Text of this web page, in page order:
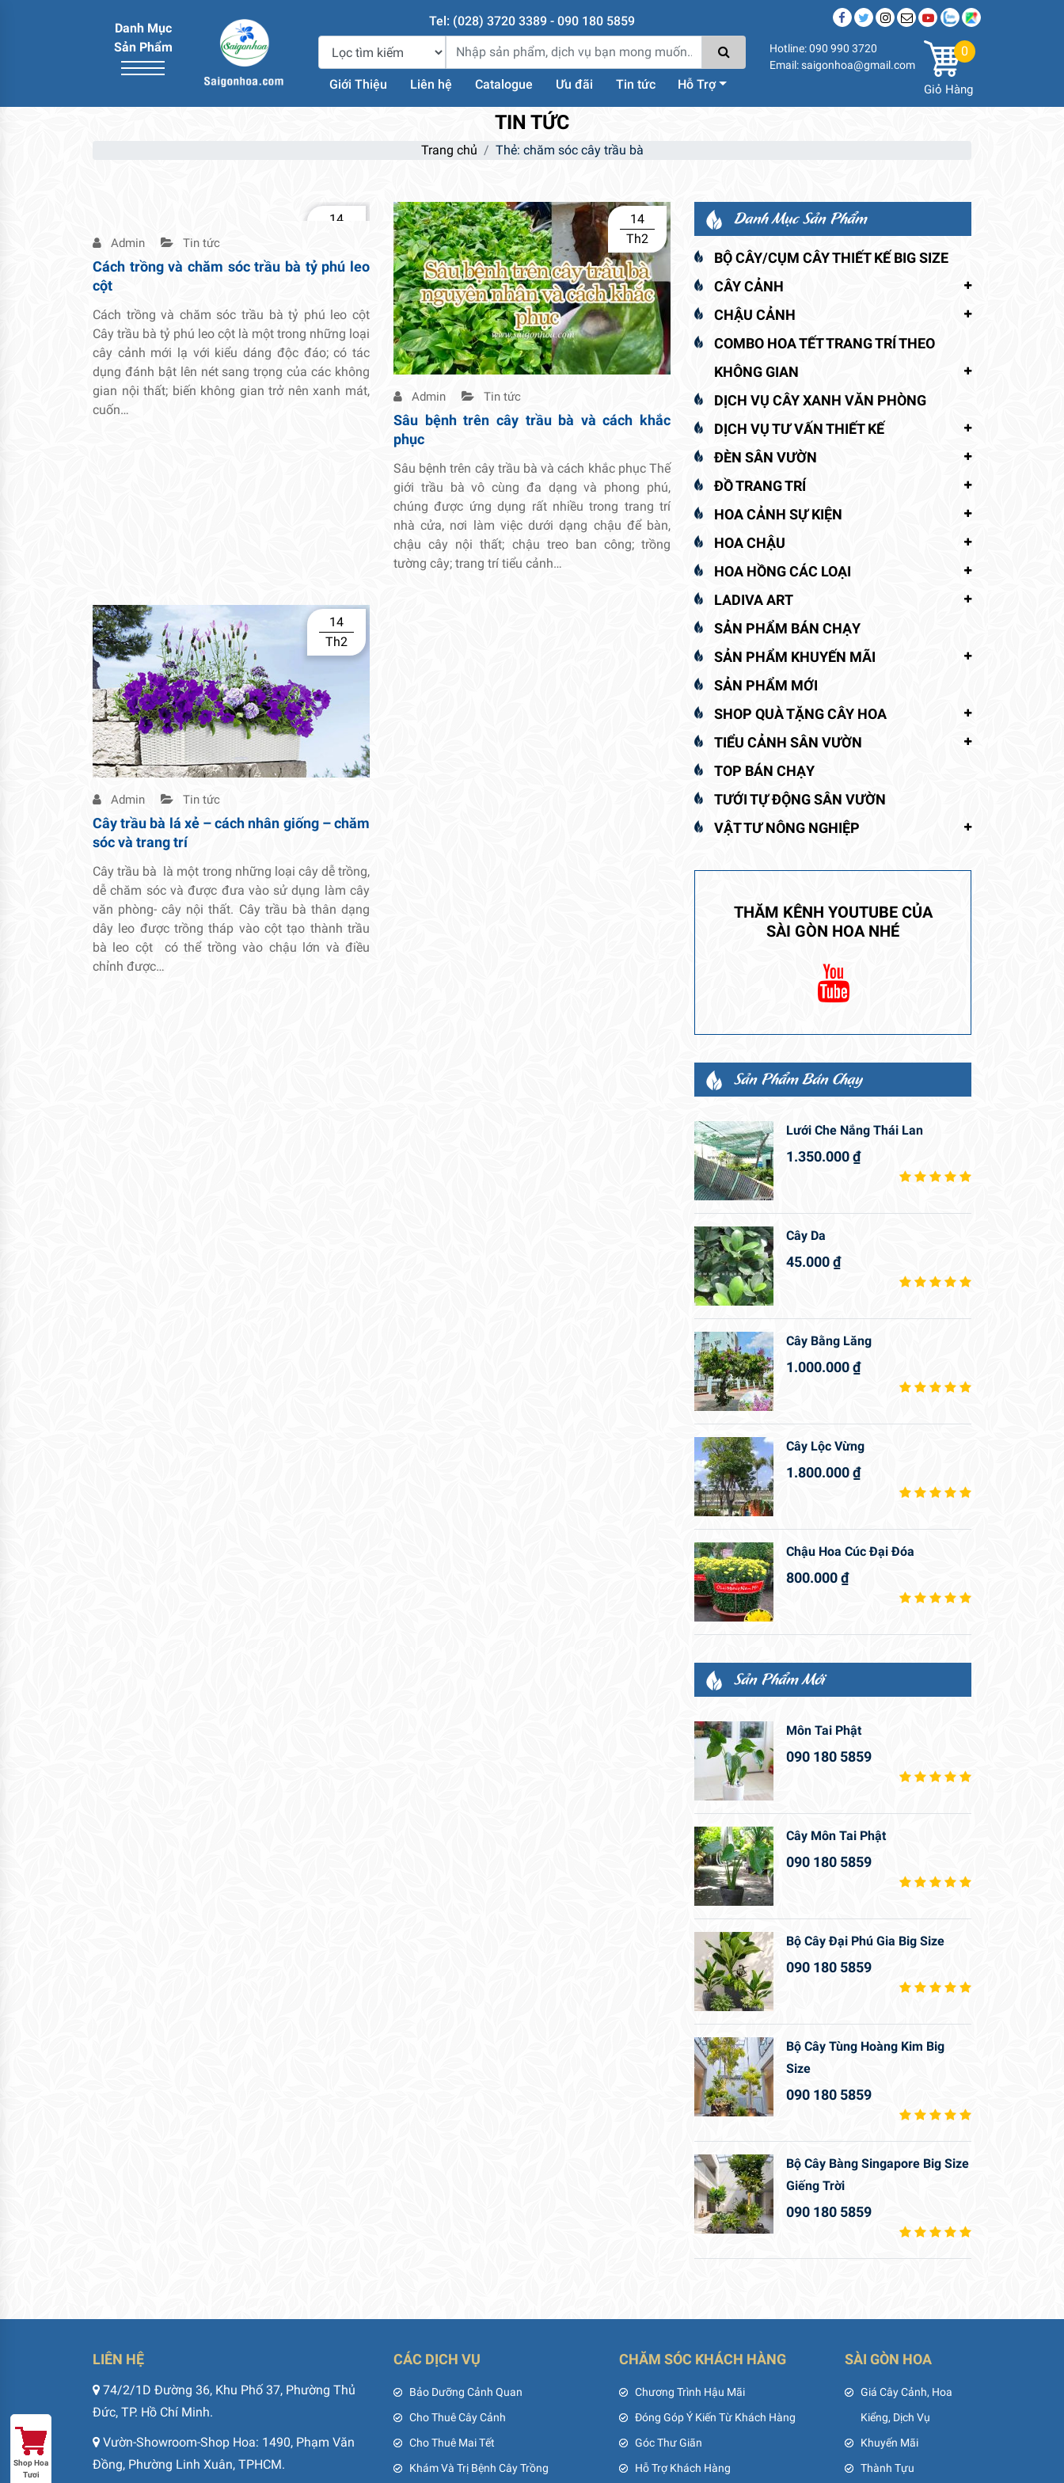
Danh Mục
Sản Phẩm
Tel: (028) 3720 3389 - 090 180 5859
Giới Thiệu Liên hệ Catalogue Ưu đãi Tin tức Hỗ Trợ
Hotline: 090 990 3720
Email: saigonhoa@gmail.com
0
Giỏ Hàng
TIN TỨC
Trang chủ Thẻ: chăm sóc cây trầu bà
14
Admin Tin tức
Cách trồng và chăm sóc trầu bà tỷ phú leo
cột
Cách trồng và chăm sóc trầu bà tỷ phú leo cột
Cây trầu bà tỷ phú leo cột là một trong những loại
cây cảnh mới lạ với kiểu dáng độc đáo; có tác
dụng đánh bật lên nét sang trọng của các không
gian nội thất; biến không gian trở nên xanh mát,
cuốn…
14
Th2
Admin Tin tức
Sâu bệnh trên cây trầu bà và cách khắc
phục
Sâu bệnh trên cây trầu bà và cách khắc phục Thế
giới trầu bà vô cùng đa dạng và phong phú,
chúng được ứng dụng rất nhiều trong trang trí
nhà cửa, nơi làm việc dưới dạng chậu để bàn,
chậu cây nội thất; chậu treo ban công; trồng
tường cây; trang trí tiểu cảnh…
14
Th2
Admin Tin tức
Cây trầu bà lá xẻ – cách nhân giống – chăm
sóc và trang trí
Cây trầu bà là một trong những loại cây dễ trồng,
dễ chăm sóc và được đưa vào sử dụng làm cây
văn phòng- cây nội thất. Cây trầu bà thân dạng
dây leo được trồng tháp vào cột tạo thành trầu
bà leo cột có thể trồng vào chậu lớn và điều
chỉnh được…
Danh Mục Sản Phẩm
BỘ CÂY/CỤM CÂY THIẾT KẾ BIG SIZE
CÂY CẢNH
CHẬU CẢNH
COMBO HOA TẾT TRANG TRÍ THEO
KHÔNG GIAN
DỊCH VỤ CÂY XANH VĂN PHÒNG
DỊCH VỤ TƯ VẤN THIẾT KẾ
ĐÈN SÂN VƯỜN
ĐỒ TRANG TRÍ
HOA CẢNH SỰ KIỆN
HOA CHẬU
HOA HỒNG CÁC LOẠI
LADIVA ART
SẢN PHẨM BÁN CHẠY
SẢN PHẨM KHUYẾN MÃI
SẢN PHẨM MỚI
SHOP QUÀ TẶNG CÂY HOA
TIỂU CẢNH SÂN VƯỜN
TOP BÁN CHẠY
TƯỚI TỰ ĐỘNG SÂN VƯỜN
VẬT TƯ NÔNG NGHIỆP
THĂM KÊNH YOUTUBE CỦA
SÀI GÒN HOA NHÉ
Sản Phẩm Bán Chạy
Lưới Che Nắng Thái Lan
1.350.000₫
Cây Da
45.000₫
Cây Bằng Lăng
1.000.000₫
Cây Lộc Vừng
1.800.000₫
Chậu Hoa Cúc Đại Đóa
800.000₫
Sản Phẩm Mới
Môn Tai Phật
090 180 5859
Cây Môn Tai Phật
090 180 5859
Bộ Cây Đại Phú Gia Big Size
090 180 5859
Bộ Cây Tùng Hoàng Kim Big
Size
090 180 5859
Bộ Cây Bàng Singapore Big Size
Giếng Trời
090 180 5859
LIÊN HỆ
74/2/1D Đường 36, Khu Phố 37, Phường Thủ
Đức, TP. Hồ Chí Minh.
Vườn-Showroom-Shop Hoa: 1490, Phạm Văn
Đồng, Phường Linh Xuân, TPHCM.
CÁC DỊCH VỤ
Bảo Dưỡng Cảnh Quan
Cho Thuê Cây Cảnh
Cho Thuê Mai Tết
Khám Và Trị Bệnh Cây Trồng
CHĂM SÓC KHÁCH HÀNG
Chương Trình Hậu Mãi
Đóng Góp Ý Kiến Từ Khách Hàng
Góc Thư Giãn
Hỗ Trợ Khách Hàng
SÀI GÒN HOA
Giá Cây Cảnh, Hoa
Kiểng, Dịch Vụ
Khuyến Mãi
Thành Tựu
Shop Hoa
Tươi